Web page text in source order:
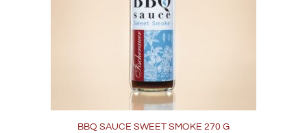
BBQ SAUCE SWEET SMOKE 270 G